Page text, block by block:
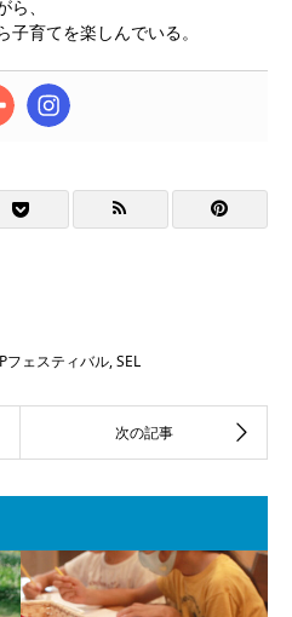
ら、
子育てを楽しんでいる。
フェスティバル,SEL